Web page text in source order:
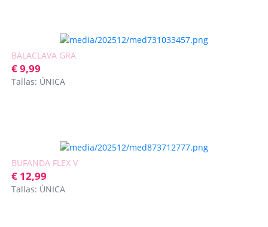
BALACLAVA GRA
€ 9,99
Tallas: ÚNICA
BUFANDA FLEX V
€ 12,99
Tallas: ÚNICA